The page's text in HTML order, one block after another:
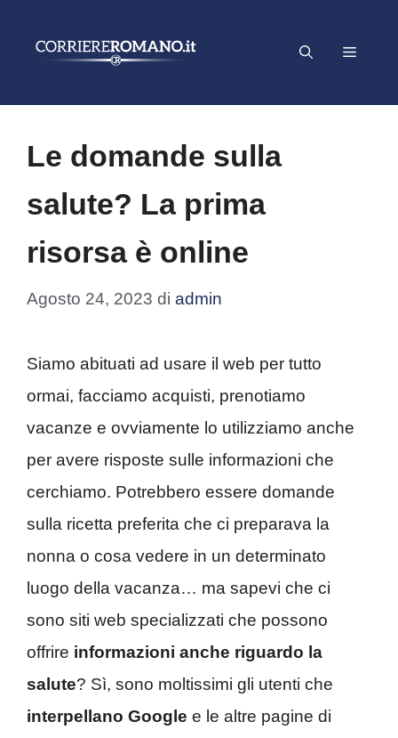
Menu
Le domande sulla
salute? La prima
risorsa è online
Agosto 24, 2023 di admin
Siamo abituati ad usare il web per tutto
ormai, facciamo acquisti, prenotiamo
vacanze e ovviamente lo utilizziamo anche
per avere risposte sulle informazioni che
cerchiamo. Potrebbero essere domande
sulla ricetta preferita che ci preparava la
nonna o cosa vedere in un determinato
luogo della vacanza… ma sapevi che ci
sono siti web specializzati che possono
offrire informazioni anche riguardo la
salute? Sì, sono moltissimi gli utenti che
interpellano Google e le altre pagine di